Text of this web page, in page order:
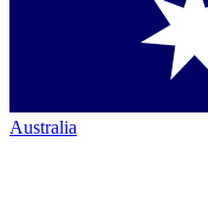
Australia